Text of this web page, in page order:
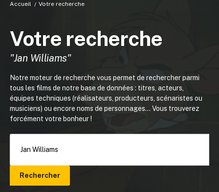
Accueil Votre recherche
Votre recherche
"Jan Williams"
Notre moteur de recherche vous permet de rechercher parmi
tous les films de notre base de données : titres, acteurs,
équipes techniques (réalisateurs, producteurs, scénaristes ou
musiciens) ou encore noms de personnages... Vous trouverez
forcément votre bonheur !
Rechercher